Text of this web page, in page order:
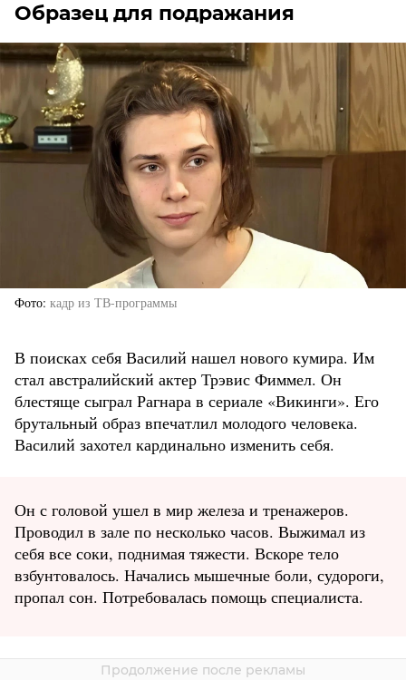
Образец для подражания
Фото кадр из ТВ-программы
В поисках себя Василий нашел нового кумира. Им
стал австралийский актер Трэвис Фиммел. Он
блестяще сыграл Рагнара в сериале «Викинги». Его
брутальный образ впечатлил молодого человека.
Василий захотел кардинально изменить себя.
Он с головой ушел в мир железа и тренажеров.
Проводил в зале по несколько часов. Выжимал из
себя все соки, поднимая тяжести. Вскоре тело
взбунтовалось. Начались мышечные боли, судороги,
пропал сон. Потребовалась помощь специалиста.